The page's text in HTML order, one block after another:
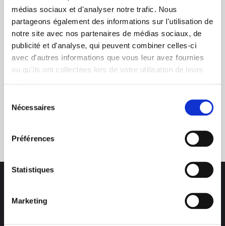
médias sociaux et d'analyser notre trafic. Nous
partageons également des informations sur l'utilisation de
notre site avec nos partenaires de médias sociaux, de
publicité et d'analyse, qui peuvent combiner celles-ci
avec d'autres informations que vous leur avez fournies
ou qu'ils ont collectées lors de votre utilisation de leurs
Nécessaires
Préférences
Statistiques
Marketing
+ de 10 ans d'expertise
dans le photovoltaïque